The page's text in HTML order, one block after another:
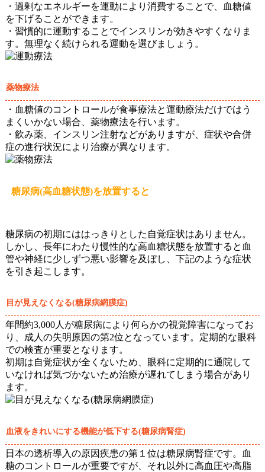
・過剰なエネルギーを運動により消費することで、血糖値
を下げることができます。
・習慣的に運動することでインスリンが効きやすくなりま
す。無理なく続けられる運動を選びましょう。
薬物療法
・血糖値のコントロールが食事療法と運動療法だけではう
まくいかない場合、薬物療法を行います。
・飲み薬、インスリン注射などがありますが、症状や合併
症の進行状況により治療が異なります。
糖尿病(高血糖状態)を放置すると
糖尿病の初期にははっきりとした自覚症状はありません。
しかし、長年にわたり慢性的な高血糖状態を放置すると血
管や神経に少しずつ悪い影響を及ぼし、下記のような症状
を引き起こします。
目が見えなくなる(糖尿病網膜症)
年間約3,000人が糖尿病により何らかの視覚障害になってお
り、成人の失明原因の第2位となっています。定期的な眼科
での検査が重要となります。
初期は自覚症状が全くないため、眼科に定期的に通院して
いなければ気づかないため治療が遅れてしまう場合があり
ます。
血液をきれいにする機能が低下する(糖尿病腎症)
日本の透析導入の原因疾患の第１位は糖尿病腎症です。血
糖のコントロールが重要ですが、それ以外に高血圧や高脂